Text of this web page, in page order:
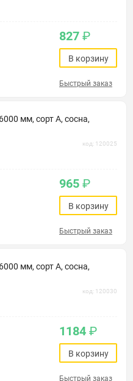
827 ₽
В корзину
Быстрый заказ
мм, сорт А, сосна,
код: 120025
965 ₽
В корзину
Быстрый заказ
мм, сорт А, сосна,
код: 120030
1184 ₽
В корзину
Быстрый заказ